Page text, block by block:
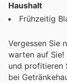
Haushalt
Frühzeitig
Vergessen Sie
warten auf Sie!
und profitieren
bei